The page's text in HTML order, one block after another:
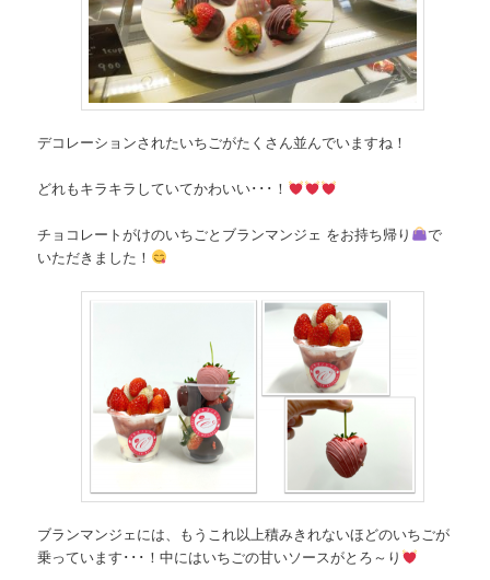
デコレーションされたいちごがたくさん並んでいますね！
どれもキラキラしていてかわいい･･･！
チョコレートがけのいちごとブランマンジェ をお持ち帰り
で
いただきました！
ブランマンジェには、もうこれ以上積みきれないほどのいちごが
乗っています･･･！中にはいちごの甘いソースがとろ～り